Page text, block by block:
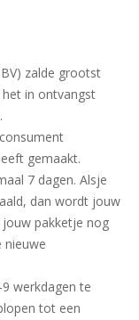
zalde grootst
in ontvangst
gemaakt.
7 dagen. Alsje
dan wordt jouw
pakketje nog
nieuwe
werkdagen te
tot een